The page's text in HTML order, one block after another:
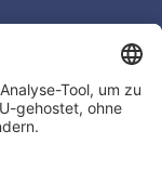
Bank AG